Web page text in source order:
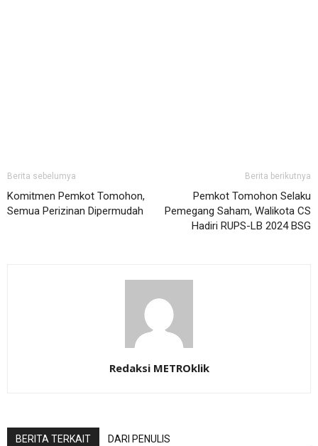
Berita sebelumya
Komitmen Pemkot Tomohon,
Semua Perizinan Dipermudah
Berita berikutnya
Pemkot Tomohon Selaku
Pemegang Saham, Walikota CS
Hadiri RUPS-LB 2024 BSG
Redaksi METROklik
BERITA TERKAIT DARI PENULIS